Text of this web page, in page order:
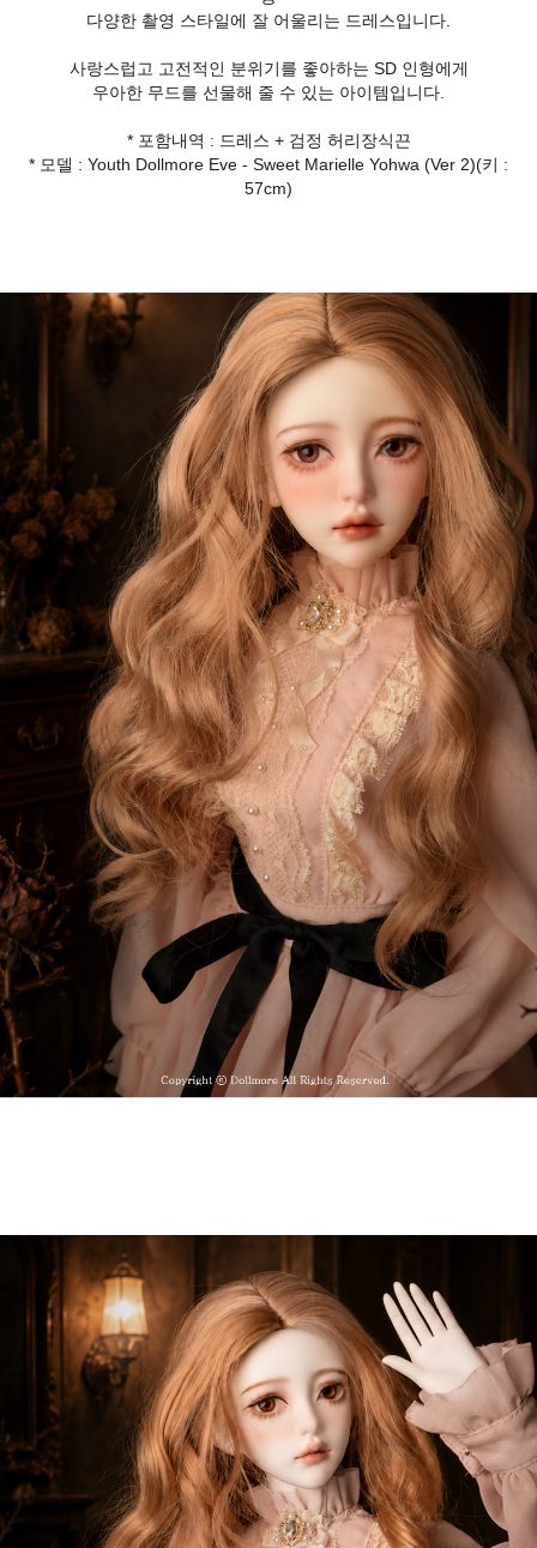
다양한 촬영 스타일에 잘 어울리는 드레스입니다.
사랑스럽고 고전적인 분위기를 좋아하는 SD 인형에게
우아한 무드를 선물해 줄 수 있는 아이템입니다.
* 포함내역 : 드레스 + 검정 허리장식끈
* 모델 : Youth Dollmore Eve - Sweet Marielle Yohwa (Ver 2)(키 :
57cm)